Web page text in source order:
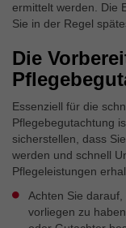
ermittelt werden. Die
Sie in der Regel
Die
Essenziell für die
Pflegebegutachtung
sicherstellen, dass
werden und schnell
Pflegeleistungen
Achten Sie
vorliegen zu